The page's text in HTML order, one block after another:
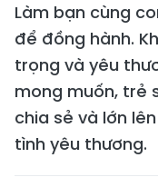
Làm bạn cùng
để đồng hành.
trọng và yêu
mong muốn, trẻ
chia sẻ và lớn
tình yêu thương.